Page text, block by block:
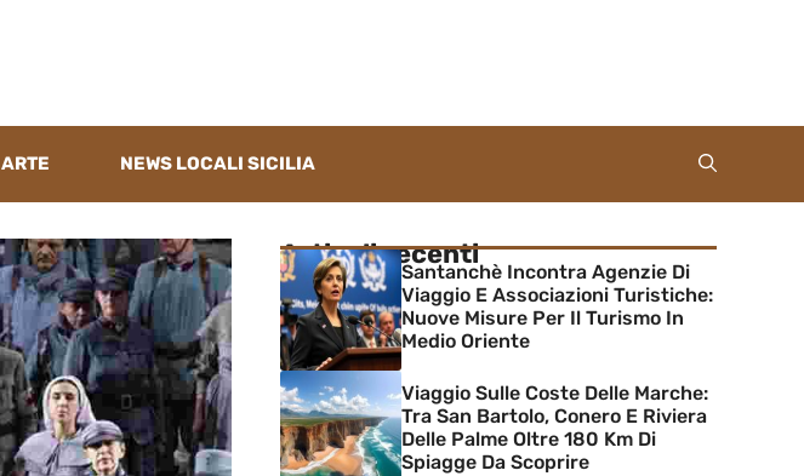
ARTE NEWS LOCALI SICILIA
Articoli recenti
Santanchè Incontra Agenzie Di
Viaggio E Associazioni Turistiche:
Nuove Misure Per Il Turismo In
Medio Oriente
Viaggio Sulle Coste Delle Marche:
Tra San Bartolo, Conero E Riviera
Delle Palme Oltre 180 Km Di
Spiagge Da Scoprire